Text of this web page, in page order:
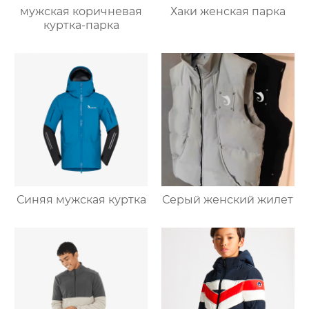
мужская коричневая
куртка-парка
Хаки женская парка
Синяя мужская куртка Серый женский жилет